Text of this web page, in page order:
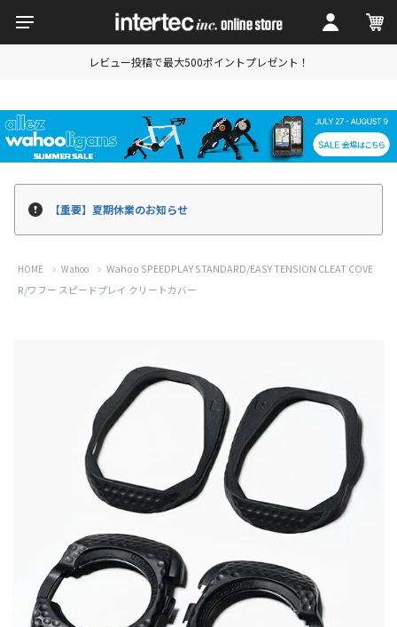
レビュー投稿で最大500ポイントプレゼント！
【重要】夏期休業のお知らせ
HOME Wahoo
Wahoo SPEEDPLAY STANDARD/EASY TENSION CLEAT COVE
R/ワフー スピードプレイ クリートカバー